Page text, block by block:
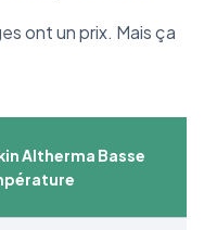
ont un prix. Mais ça
Altherma Basse